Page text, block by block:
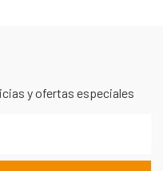
y ofertas especiales